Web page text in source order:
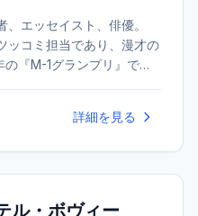
エッセイスト、俳優。
ッコミ担当であり、漫才の
『M-1グランプリ』で敗
犬』で第3回斎藤茂太賞を
カデミー賞話題賞を受
詳細を見る
ル・ボヴィー